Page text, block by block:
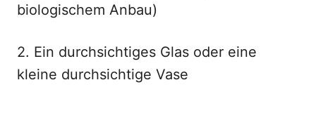
biologischem Anbau)
2. Ein durchsichtiges Glas oder eine
kleine durchsichtige Vase